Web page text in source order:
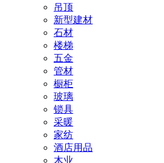
吊顶
新型建材
石材
楼梯
五金
管材
橱柜
玻璃
锁具
采暖
家纺
酒店用品
木业